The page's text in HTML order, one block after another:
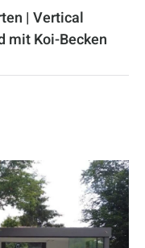
| Vertical
mit Koi-Becken